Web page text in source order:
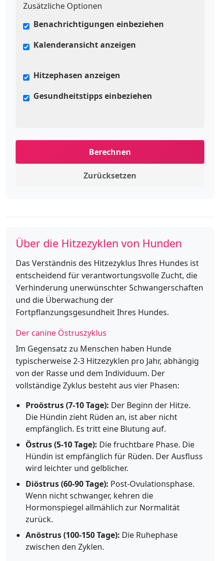
Zusätzliche Optionen
Benachrichtigungen einbeziehen
Kalenderansicht anzeigen
Hitzephasen anzeigen
Gesundheitstipps einbeziehen
Berechnen
Zurücksetzen
Über die Hitzezyklen von Hunden
Das Verständnis des Hitzezyklus Ihres Hundes ist
entscheidend für verantwortungsvolle Zucht, die
Verhinderung unerwünschter Schwangerschaften
und die Überwachung der
Fortpflanzungsgesundheit Ihres Hundes.
Der canine Östruszyklus
Im Gegensatz zu Menschen haben Hunde
typischerweise 2-3 Hitzezyklen pro Jahr, abhängig
von der Rasse und dem Individuum. Der
vollständige Zyklus besteht aus vier Phasen:
Proöstrus (7-10 Tage): Der Beginn der Hitze.
Die Hündin zieht Rüden an, ist aber nicht
empfänglich. Es tritt eine Blutung auf.
Östrus (5-10 Tage): Die fruchtbare Phase. Die
Hündin ist empfänglich für Rüden. Der Ausfluss
wird leichter und gelblicher.
Diöstrus (60-90 Tage): Post-Ovulationsphase.
Wenn nicht schwanger, kehren die
Hormonspiegel allmählich zur Normalität
zurück.
Anöstrus (100-150 Tage): Die Ruhephase
zwischen den Zyklen.